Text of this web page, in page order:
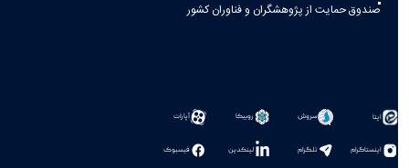
صندوق حمایت از پژوهشگران و فناوران کشور
ایتا سروش روبیکا آپارات
اینستاگرام تلگرام لینکدین فیسبوک